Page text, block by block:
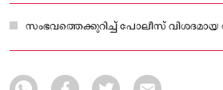
സംഭവത്തെക്കുറിച്ച് പോലീസ്